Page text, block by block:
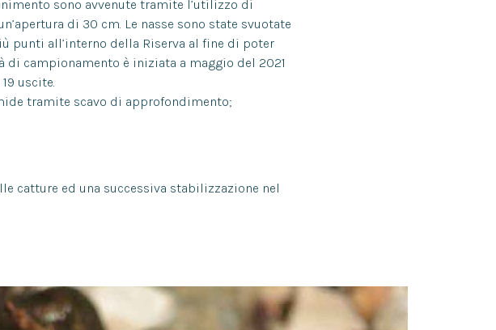
sono avvenute tramite l’utilizzo di
di 30 cm. Le nasse sono state svuotate
punti all’interno della Riserva al fine di poter
di campionamento è iniziata a maggio del 2021
uscite.
tramite scavo di approfondimento;
catture ed una successiva stabilizzazione nel